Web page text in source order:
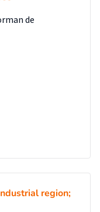
de
region;